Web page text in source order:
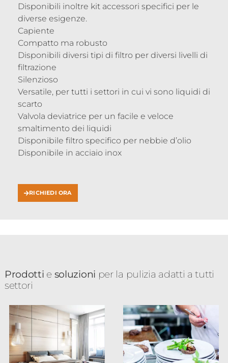
Disponibili inoltre kit accessori specifici per le
diverse esigenze.
Capiente
Compatto ma robusto
Disponibili diversi tipi di filtro per diversi livelli di
filtrazione
Silenzioso
Versatile, per tutti i settori in cui vi sono liquidi di
scarto
Valvola deviatrice per un facile e veloce
smaltimento dei liquidi
Disponibile filtro specifico per nebbie d’olio
Disponibile in acciaio inox
RICHIEDI ORA
Prodotti e soluzioni per la pulizia adatti a tutti
settori